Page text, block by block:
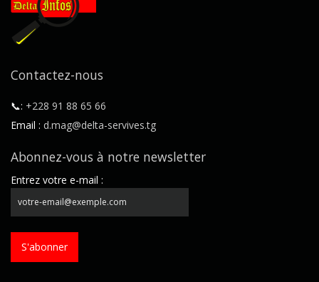
Contactez-nous
📞: +228 91 88 65 66
Email : d.mag@delta-servives.tg
Abonnez-vous à notre newsletter
Entrez votre e-mail :
S'abonner